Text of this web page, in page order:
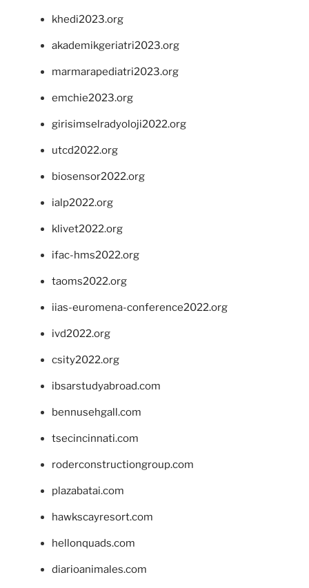
khedi2023.org
akademikgeriatri2023.org
marmarapediatri2023.org
emchie2023.org
girisimselradyoloji2022.org
utcd2022.org
biosensor2022.org
ialp2022.org
klivet2022.org
ifac-hms2022.org
taoms2022.org
iias-euromena-conference2022.org
ivd2022.org
csity2022.org
ibsarstudyabroad.com
bennusehgall.com
tsecincinnati.com
roderconstructiongroup.com
plazabatai.com
hawkscayresort.com
hellonquads.com
diarioanimales.com